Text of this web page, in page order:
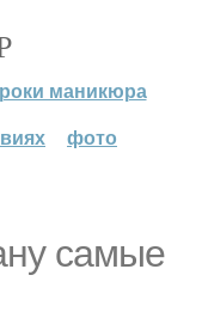
маникюра
фото
самые